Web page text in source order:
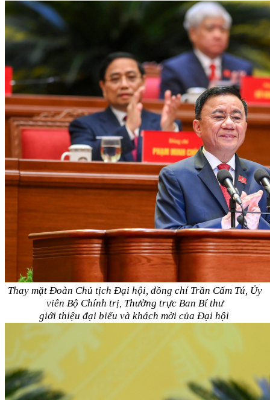
Thay mặt Đoàn Chủ tịch Đại hội, đồng chí Trần Cẩm Tú, Ủy
viên Bộ Chính trị, Thường trực Ban Bí thư
giới thiệu đại biểu và khách mời của Đại hội